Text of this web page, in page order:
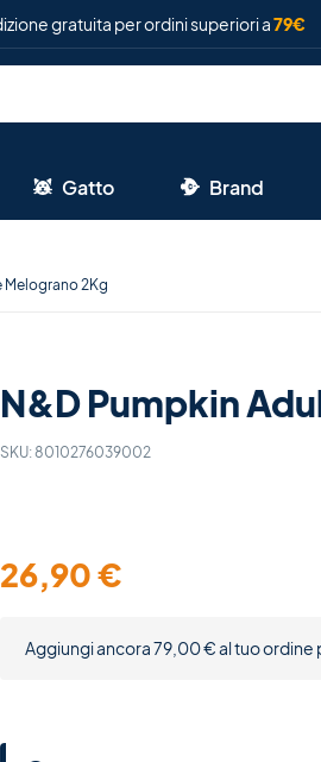
gratuita per ordini superiori a79€
Gatto Brand
Melograno 2Kg
N&D Pumpkin
SKU:8010276039002
26,90€
Aggiungi ancora79,00€al tuo ordine